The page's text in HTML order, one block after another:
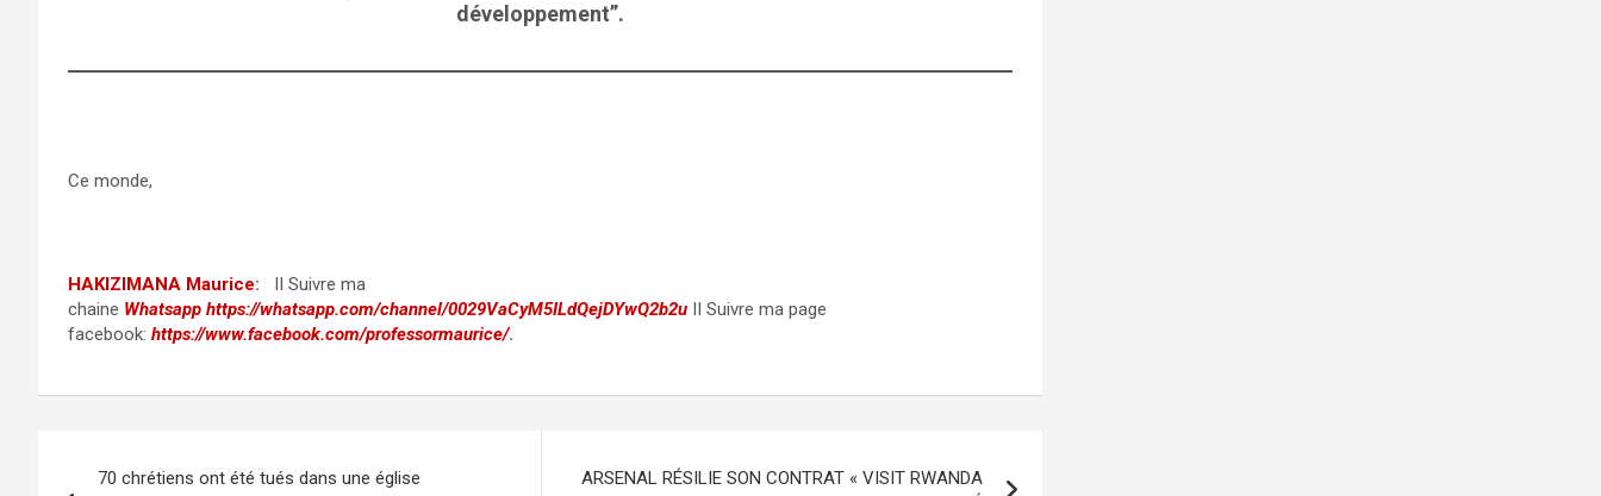
développement”.
Ce monde,
HAKIZIMANA Maurice: II Suivre ma
chaine Whatsapp https://whatsapp.com/channel/0029VaCyM5ILdQejDYwQ2b2u II Suivre ma page
facebook: https://www.facebook.com/professormaurice/.
70 chrétiens ont été tués dans une église
ARSENAL RÉSILIE SON CONTRAT « VISIT RWANDA